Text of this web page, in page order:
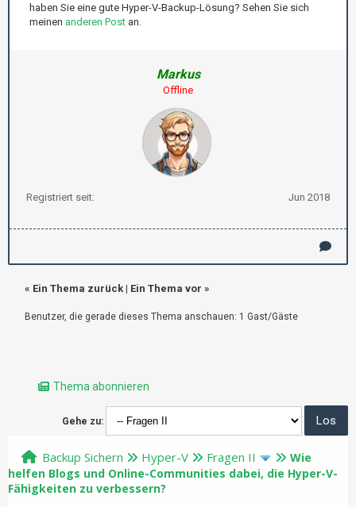
haben Sie eine gute Hyper-V-Backup-Lösung? Sehen Sie sich
meinen anderen Post an.
Markus
Offline
Registriert seit: Jun 2018
« Ein Thema zurück | Ein Thema vor »
Benutzer, die gerade dieses Thema anschauen: 1 Gast/Gäste
Thema abonnieren
Gehe zu:
Backup Sichern Hyper-V Fragen II
Wie
helfen Blogs und Online-Communities dabei, die Hyper-V-
Fähigkeiten zu verbessern?